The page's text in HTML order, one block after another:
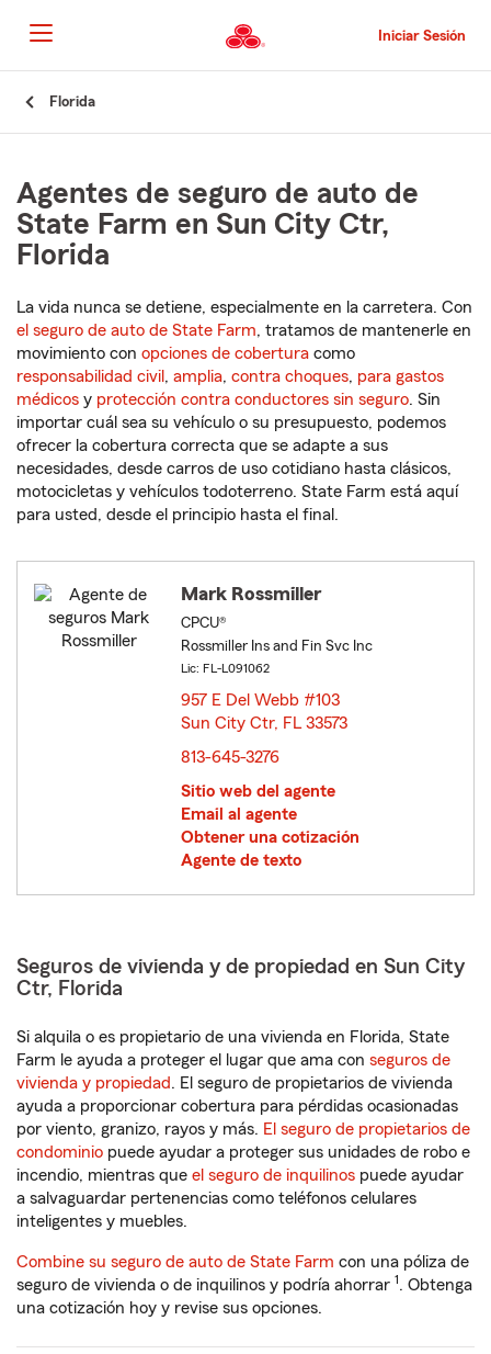
al
contenido
principal
Iniciar Sesión
Florida
Agentes de seguro de auto de
State Farm en Sun City Ctr,
Florida
La vida nunca se detiene, especialmente en la carretera. Con
el seguro de auto de State Farm, tratamos de mantenerle en
movimiento con opciones de cobertura como
responsabilidad civil , amplia, contra choques, para gastos
médicos y protección contra conductores sin seguro. Sin
importar cuál sea su vehículo o su presupuesto, podemos
ofrecer la cobertura correcta que se adapte a sus
necesidades, desde carros de uso cotidiano hasta clásicos,
motocicletas y vehículos todoterreno. State Farm está aquí
para usted, desde el principio hasta el final.
Mark Rossmiller
CPCU®
Rossmiller Ins and Fin Svc Inc
Lic: FL-L091062
957 E Del Webb #103
Sun City Ctr, FL 33573
813-645-3276
Sitio web del agente
Email al agente
Obtener una cotización
Agente de texto
Seguros de vivienda y de propiedad en Sun City
Ctr, Florida
Si alquila o es propietario de una vivienda en Florida, State
Farm le ayuda a proteger el lugar que ama con seguros de
vivienda y propiedad. El seguro de propietarios de vivienda
ayuda a proporcionar cobertura para pérdidas ocasionadas
por viento, granizo, rayos y más. El seguro de propietarios de
condominio puede ayudar a proteger sus unidades de robo e
incendio, mientras que el seguro de inquilinos puede ayudar
a salvaguardar pertenencias como teléfonos celulares
inteligentes y muebles.
Combine su seguro de auto de State Farm con una póliza de
seguro de vivienda o de inquilinos y podría ahorrar 1. Obtenga
una cotización hoy y revise sus opciones.